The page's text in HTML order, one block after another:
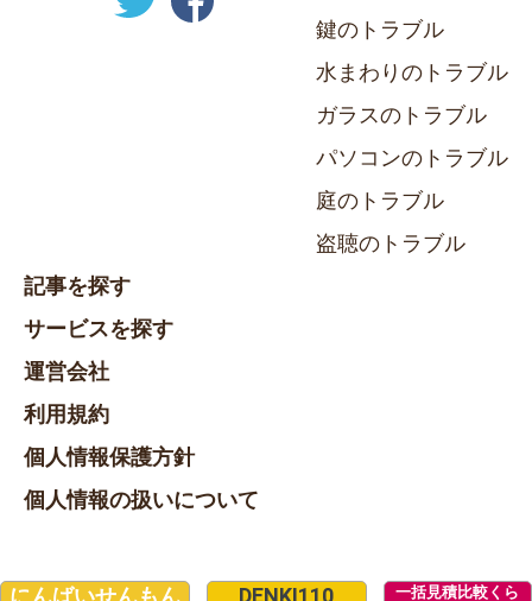
鍵のトラブル
水まわりのトラブル
ガラスのトラブル
パソコンのトラブル
庭のトラブル
盗聴のトラブル
記事を探す
サービスを探す
運営会社
利用規約
個人情報保護方針
個人情報の扱いについて
にんばいせんもん DENKI110 一括見積比較くら